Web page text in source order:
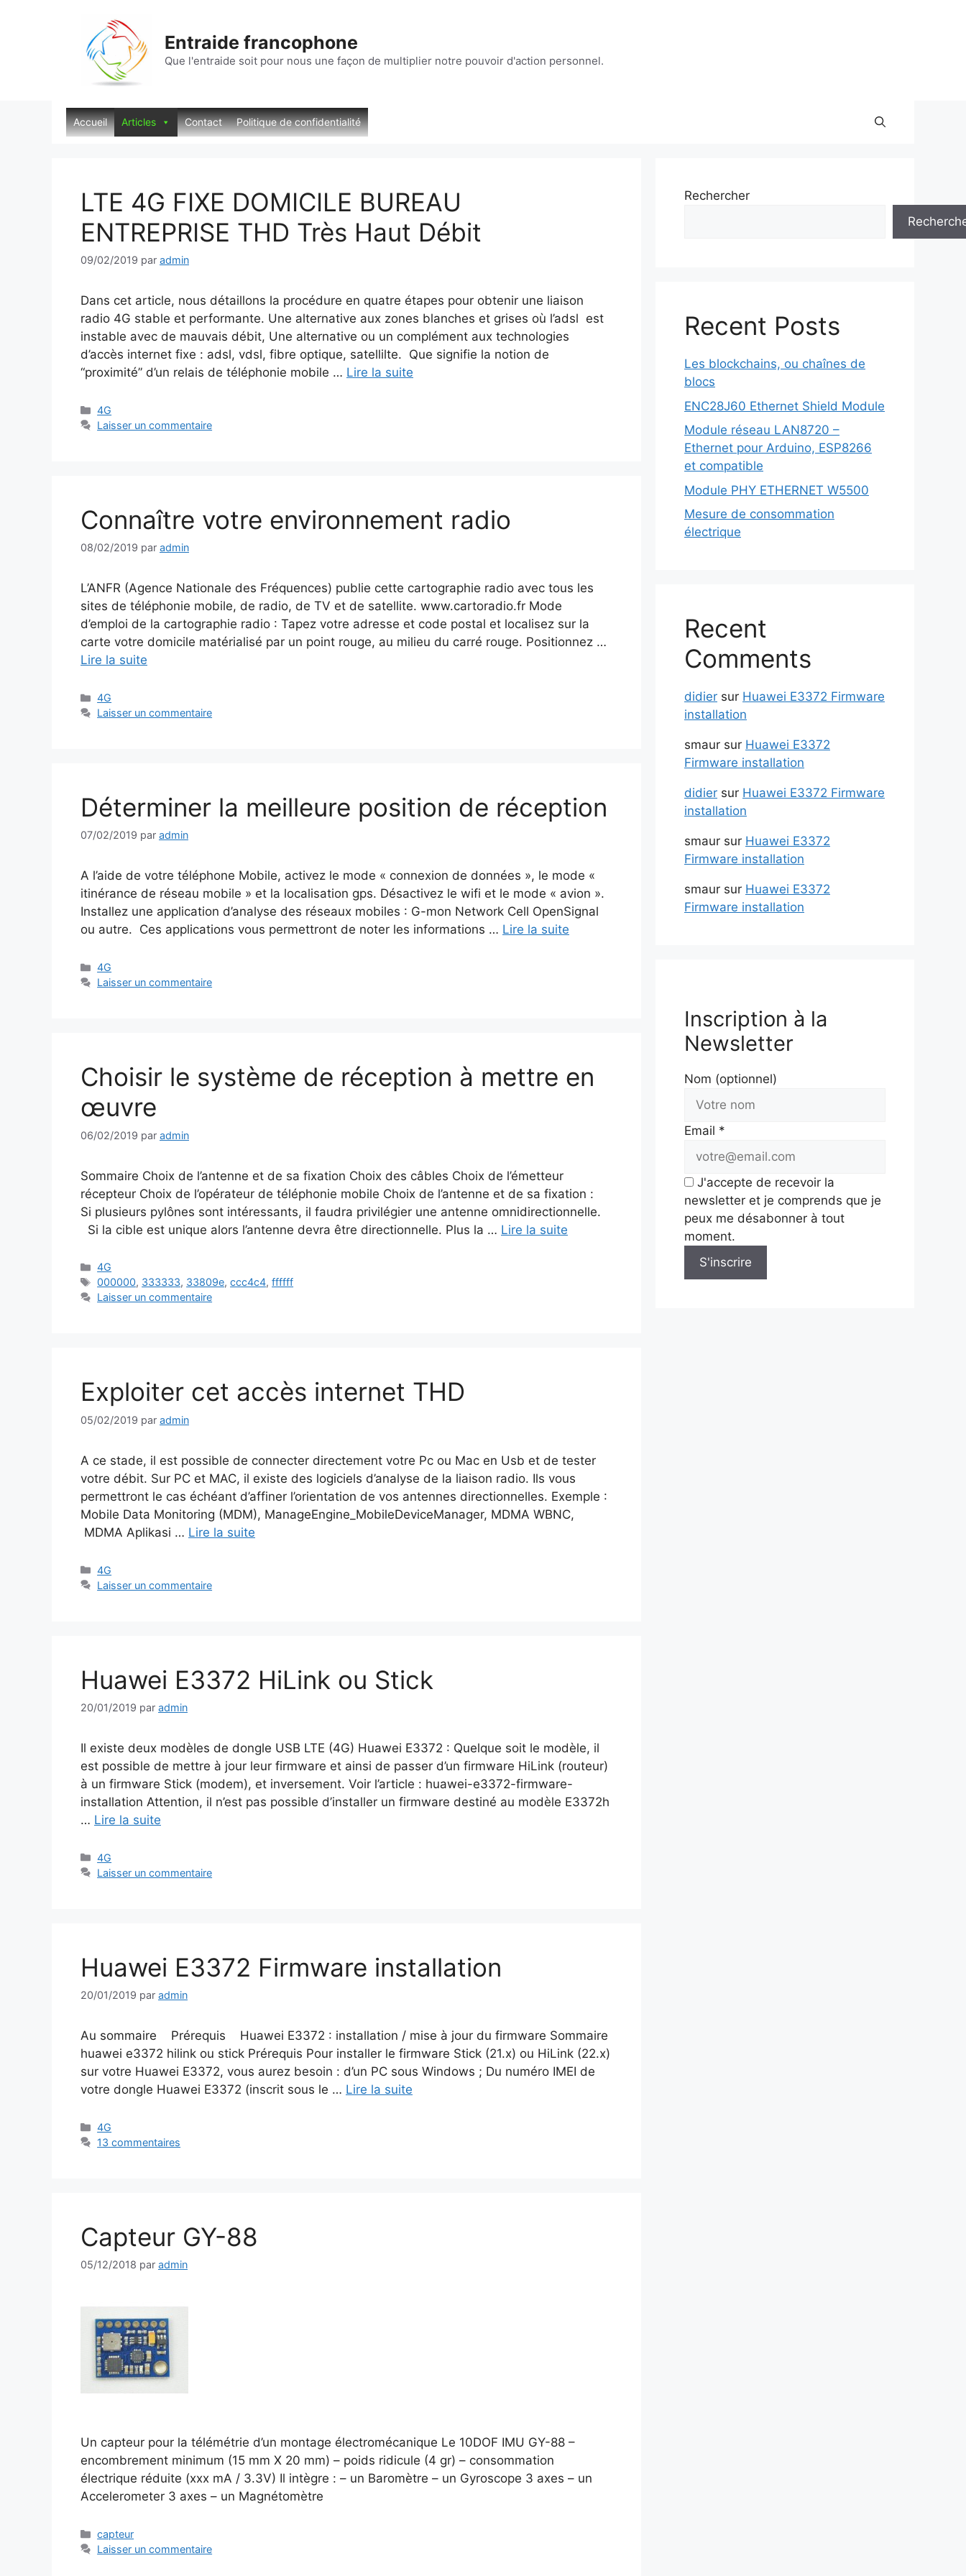
Entraide francophone
Que l'entraide soit pour nous une façon de multiplier notre pouvoir d'action personnel.
Accueil Articles Contact Politique de confidentialité
LTE 4G FIXE DOMICILE BUREAU
ENTREPRISE THD Très Haut Débit
09/02/2019 par admin
Dans cet article, nous détaillons la procédure en quatre étapes pour obtenir une liaison
radio 4G stable et performante. Une alternative aux zones blanches et grises où l’adsl est
instable avec de mauvais débit, Une alternative ou un complément aux technologies
d’accès internet fixe : adsl, vdsl, fibre optique, satellilte. Que signifie la notion de
“proximité” d’un relais de téléphonie mobile … Lire la suite
Catégories
4G
Laisser un commentaire
Connaître votre environnement radio
08/02/2019 par admin
L’ANFR (Agence Nationale des Fréquences) publie cette cartographie radio avec tous les
sites de téléphonie mobile, de radio, de TV et de satellite. www.cartoradio.fr Mode
d’emploi de la cartographie radio : Tapez votre adresse et code postal et localisez sur la
carte votre domicile matérialisé par un point rouge, au milieu du carré rouge. Positionnez …
Lire la suite
Catégories
4G
Laisser un commentaire
Déterminer la meilleure position de réception
07/02/2019 par admin
A l’aide de votre téléphone Mobile, activez le mode « connexion de données », le mode «
itinérance de réseau mobile » et la localisation gps. Désactivez le wifi et le mode « avion ».
Installez une application d’analyse des réseaux mobiles : G-mon Network Cell OpenSignal
ou autre. Ces applications vous permettront de noter les informations … Lire la suite
Catégories
4G
Laisser un commentaire
Choisir le système de réception à mettre en
œuvre
06/02/2019 par admin
Sommaire Choix de l’antenne et de sa fixation Choix des câbles Choix de l’émetteur
récepteur Choix de l’opérateur de téléphonie mobile Choix de l’antenne et de sa fixation :
Si plusieurs pylônes sont intéressants, il faudra privilégier une antenne omnidirectionnelle.
Si la cible est unique alors l’antenne devra être directionnelle. Plus la … Lire la suite
Catégories
4G
Étiquettes
000000, 333333, 33809e,ccc4c4,ffffff
Laisser un commentaire
Exploiter cet accès internet THD
05/02/2019 par admin
A ce stade, il est possible de connecter directement votre Pc ou Mac en Usb et de tester
votre débit. Sur PC et MAC, il existe des logiciels d’analyse de la liaison radio. Ils vous
permettront le cas échéant d’affiner l’orientation de vos antennes directionnelles. Exemple :
Mobile Data Monitoring (MDM), ManageEngine_MobileDeviceManager, MDMA WBNC,
MDMA Aplikasi … Lire la suite
Catégories
4G
Laisser un commentaire
Huawei E3372 HiLink ou Stick
20/01/2019 par admin
Il existe deux modèles de dongle USB LTE (4G) Huawei E3372 : Quelque soit le modèle, il
est possible de mettre à jour leur firmware et ainsi de passer d’un firmware HiLink (routeur)
à un firmware Stick (modem), et inversement. Voir l’article : huawei-e3372-firmware-
installation Attention, il n’est pas possible d’installer un firmware destiné au modèle E3372h
… Lire la suite
Catégories
4G
Laisser un commentaire
Huawei E3372 Firmware installation
20/01/2019 par admin
Au sommaire Prérequis Huawei E3372 : installation / mise à jour du firmware Sommaire
huawei e3372 hilink ou stick Prérequis Pour installer le firmware Stick (21.x) ou HiLink (22.x)
sur votre Huawei E3372, vous aurez besoin : d’un PC sous Windows ; Du numéro IMEI de
votre dongle Huawei E3372 (inscrit sous le … Lire la suite
Catégories
4G
13 commentaires
Capteur GY-88
05/12/2018 par admin
Un capteur pour la télémétrie d’un montage électromécanique Le 10DOF IMU GY-88 –
encombrement minimum (15 mm X 20 mm) – poids ridicule (4 gr) – consommation
électrique réduite (xxx mA / 3.3V) Il intègre : – un Baromètre – un Gyroscope 3 axes – un
Accelerometer 3 axes – un Magnétomètre
Catégories
capteur
Laisser un commentaire
Rechercher
Recent Posts
Les blockchains, ou chaînes de
blocs
ENC28J60 Ethernet Shield Module
Module réseau LAN8720 –
Ethernet pour Arduino, ESP8266
et compatible
Module PHY ETHERNET W5500
Mesure de consommation
électrique
Recent
Comments
didier sur Huawei E3372 Firmware
installation
smaur sur Huawei E3372
Firmware installation
didier sur Huawei E3372 Firmware
installation
smaur sur Huawei E3372
Firmware installation
smaur sur Huawei E3372
Firmware installation
Inscription à la
Newsletter
Nom (optionnel)
Email *
J'accepte de recevoir la
newsletter et je comprends que je
peux me désabonner à tout
moment.
S'inscrire